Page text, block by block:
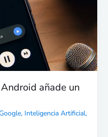
añade un
, Inteligencia Artificial,